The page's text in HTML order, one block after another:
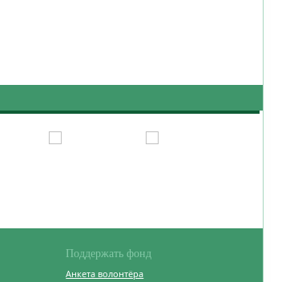
Поддержать фонд
Анкета волонтёра